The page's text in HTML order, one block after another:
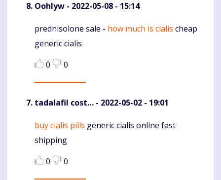
Oohlyw - 2022-05-08 - 15:14
Komentaras
prednisolone sale - how much is cialis cheap
generic cialis
0
0
tadalafil cost… - 2022-05-02 - 19:01
Komentaras
buy cialis pills generic cialis online fast
shipping
0
0